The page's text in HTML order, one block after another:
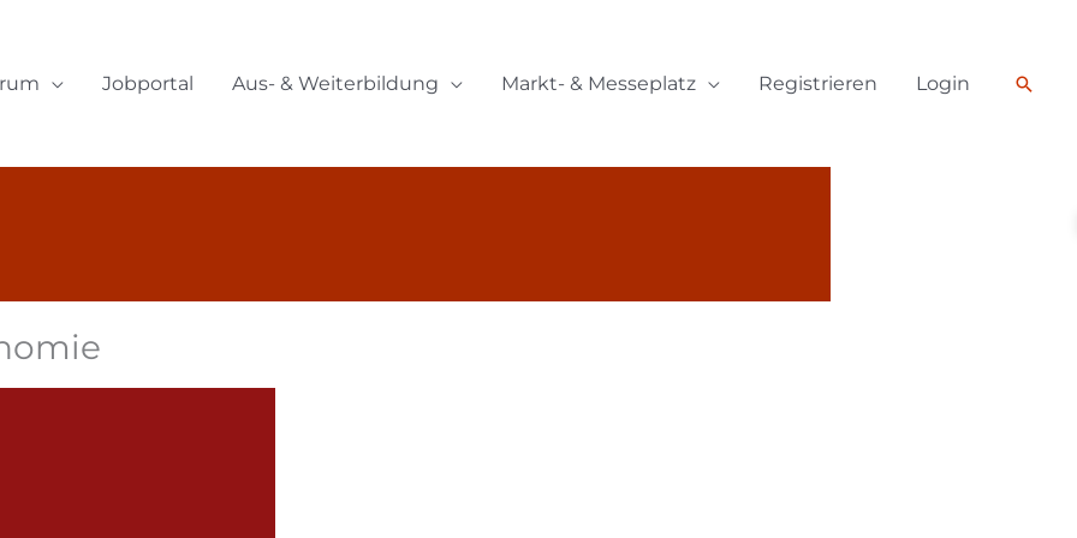
Jobportal Aus- & Weiterbildung Markt- & Messeplatz Registrieren Login